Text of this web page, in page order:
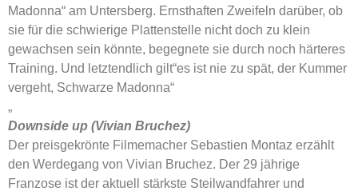
Madonna“ am Untersberg. Ernsthaften Zweifeln darüber, ob
sie für die schwierige Plattenstelle nicht doch zu klein
gewachsen sein könnte, begegnete sie durch noch härteres
Training. Und letztendlich gilt“es ist nie zu spät, der Kummer
vergeht, Schwarze Madonna“
„
Downside up (Vivian Bruchez)
Der preisgekrönte Filmemacher Sebastien Montaz erzählt
den Werdegang von Vivian Bruchez. Der 29 jährige
Franzose ist der aktuell stärkste Steilwandfahrer und